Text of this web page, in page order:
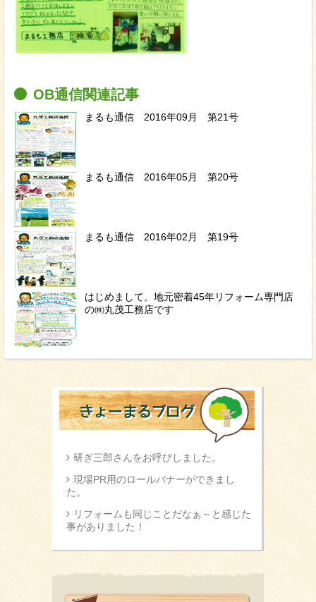
OB通信関連記事
まるも通信 2016年09月 第21号
まるも通信 2016年05月 第20号
まるも通信 2016年02月 第19号
はじめまして。地元密着45年リフォーム専門店
の㈱丸茂工務店です
研ぎ三郎さんをお呼びしました。
現場PR用のロールバナーができまし
た。
リフォームも同じことだなぁ～と感じた
事がありました！